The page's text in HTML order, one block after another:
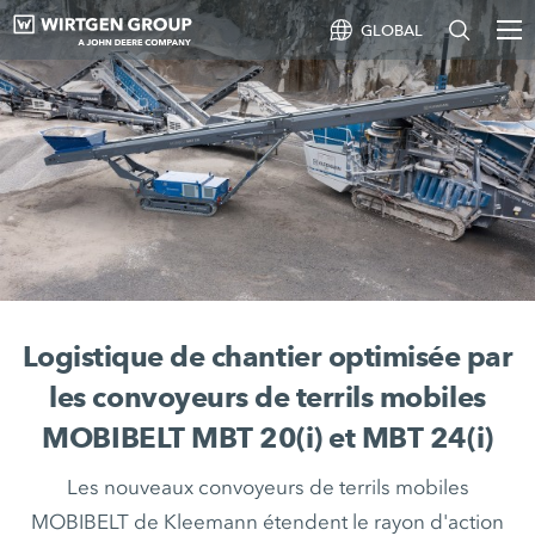
GLOBAL
Logistique de chantier optimisée par
les convoyeurs de terrils mobiles
MOBIBELT MBT 20(i) et MBT 24(i)
Les nouveaux convoyeurs de terrils mobiles
MOBIBELT de Kleemann étendent le rayon d'action